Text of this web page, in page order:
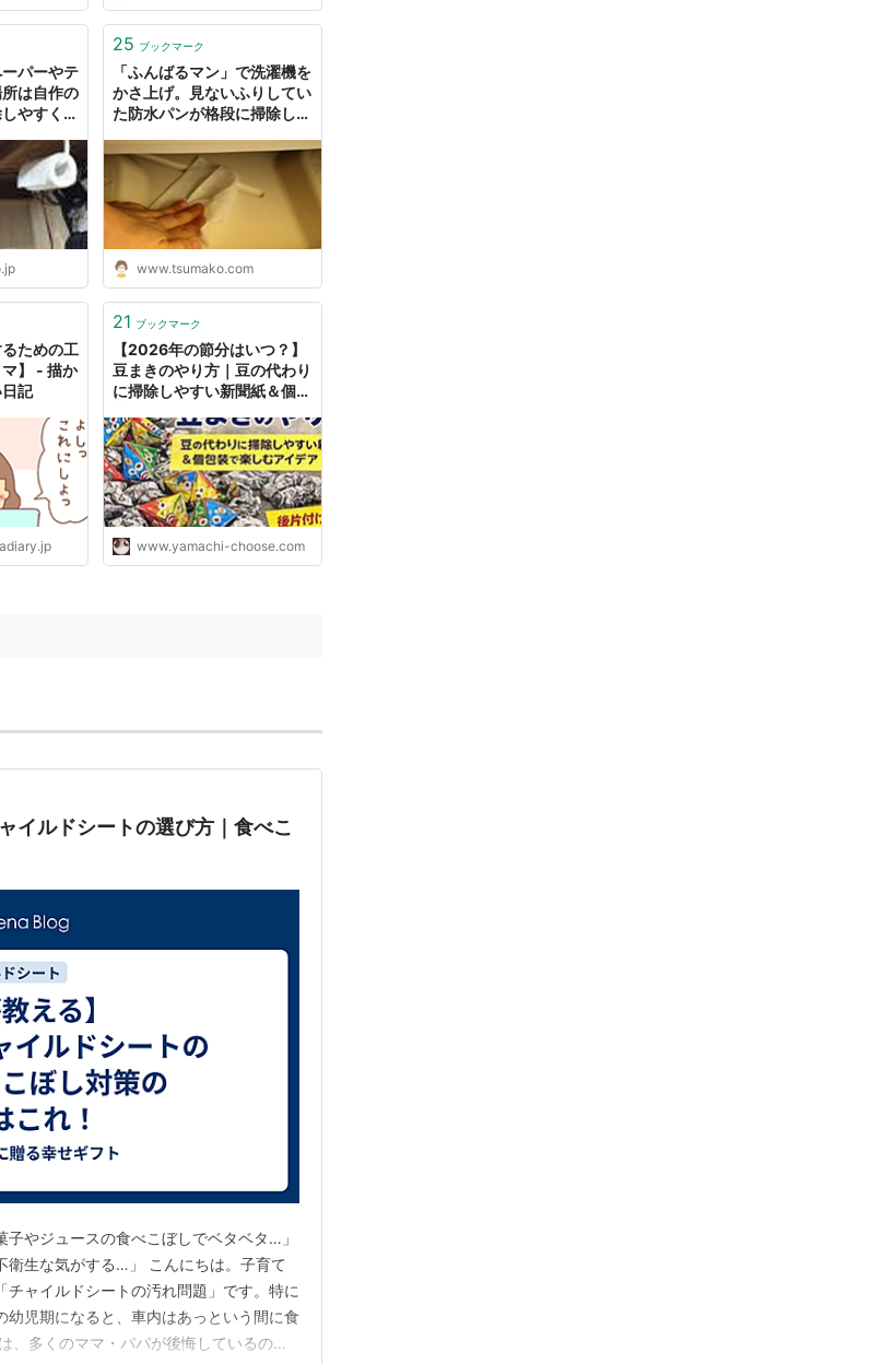
パーやテ
は自作の
やすく省
25 ブックマーク
「ふんばるマン」で洗濯機を
かさ上げ。見ないふりしてい
た防水パンが格段に掃除しや
す。
www.tsumako.com
るための工
】 - 描か
記
21 ブックマーク
【2026年の節分はいつ？】
豆まきのやり方｜豆の代わり
に掃除しやすい新聞紙＆個包
がら生きていく☆
www.yamachi-choose.com
イルドシートの選び方｜食べこ
子やジュースの食べこぼしでベタベタ…」
衛生な気がする…」 こんにちは。子育て
ャイルドシートの汚れ問題」です。特に
児期になると、車内はあっという間に食
、多くのママ・パパが後悔しているのが